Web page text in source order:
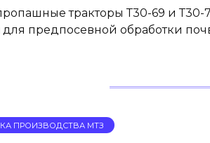
тракторы Т30-69 и
предпосевной обработки
ПРОИЗВОДСТВА МТЗ